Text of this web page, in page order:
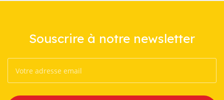
Souscrire à notre newsletter